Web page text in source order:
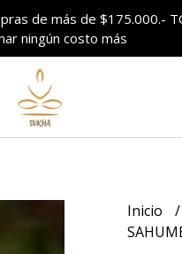
de más de $175.000.-
ningún costo más
Inicio